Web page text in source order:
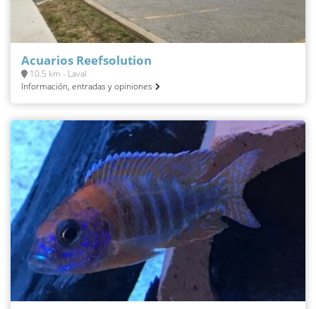
Acuarios Reefsolution
10.5 km - Laval
Información, entradas y opiniones